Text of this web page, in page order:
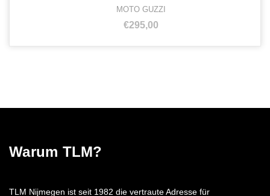
MOTO GUZZI
€295,00
Warum TLM?
TLM Nijmegen ist seit 1982 die vertraute Adresse für